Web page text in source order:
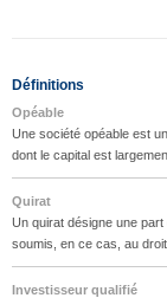
Définitions
Opéable
Une société opéable est
dont le capital est
Quirat
Un quirat désigne une
soumis, en ce cas, au
Investisseur qualifié